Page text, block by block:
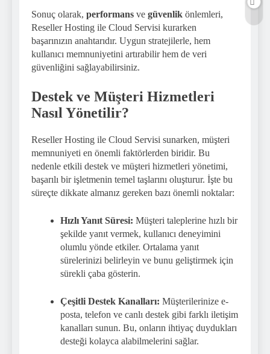
Sonuç olarak, performans ve güvenlik önlemleri,
Reseller Hosting ile Cloud Servisi kurarken
başarınızın anahtarıdır. Uygun stratejilerle, hem
kullanıcı memnuniyetini artırabilir hem de veri
güvenliğini sağlayabilirsiniz.
Destek ve Müşteri Hizmetleri
Nasıl Yönetilir?
Reseller Hosting ile Cloud Servisi sunarken, müşteri
memnuniyeti en önemli faktörlerden biridir. Bu
nedenle etkili destek ve müşteri hizmetleri yönetimi,
başarılı bir işletmenin temel taşlarını oluşturur. İşte bu
süreçte dikkate almanız gereken bazı önemli noktalar:
Hızlı Yanıt Süresi: Müşteri taleplerine hızlı bir
şekilde yanıt vermek, kullanıcı deneyimini
olumlu yönde etkiler. Ortalama yanıt
sürelerinizi belirleyin ve bunu geliştirmek için
sürekli çaba gösterin.
Çeşitli Destek Kanalları: Müşterilerinize e-
posta, telefon ve canlı destek gibi farklı iletişim
kanalları sunun. Bu, onların ihtiyaç duydukları
desteği kolayca alabilmelerini sağlar.